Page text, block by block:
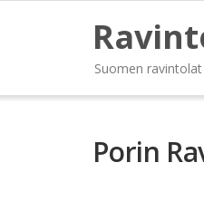
Suomen
Porin